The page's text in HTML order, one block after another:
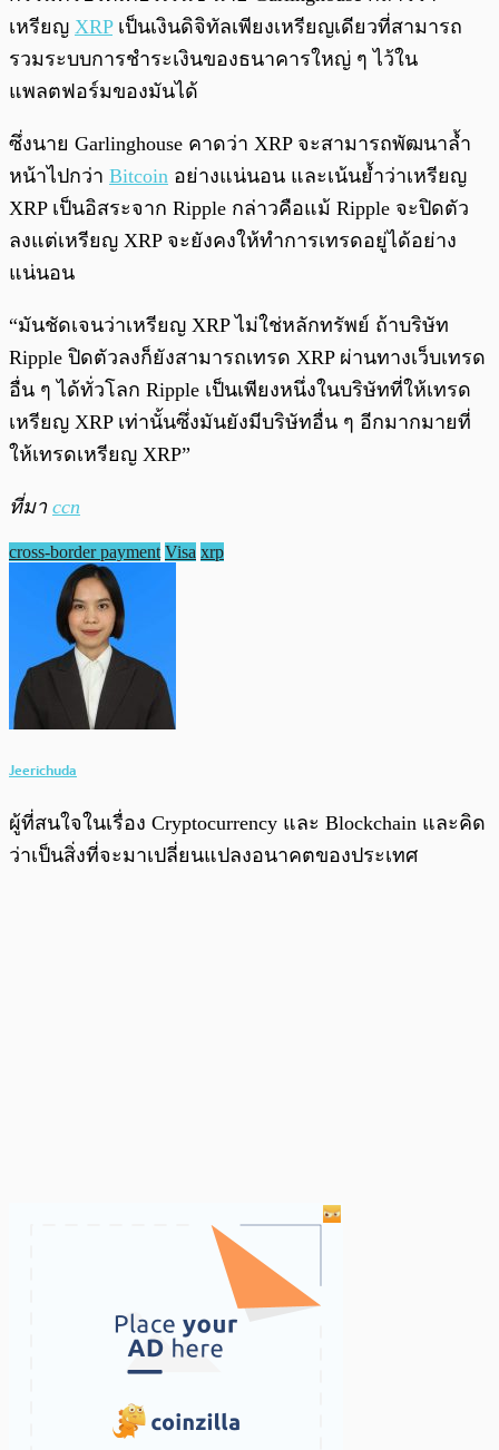
เหรียญ XRPเป็นเงินดิจิทัลเพียงเหรียญเดียวที่สามารถ
รวมระบบการชำระเงินของธนาคารใหญ่ ๆ ไว้ใน
แพลตฟอร์มของมันได้
ซึ่งนาย Garlinghouse คาดว่า XRP จะสามารถพัฒนาล้ำ
หน้าไปกว่า Bitcoin อย่างแน่นอน และเน้นย้ำว่าเหรียญ
XRP เป็นอิสระจาก Ripple กล่าวคือแม้ Ripple จะปิดตัว
ลงแต่เหรียญ XRP จะยังคงให้ทำการเทรดอยู่ได้อย่าง
แน่นอน
“มันชัดเจนว่าเหรียญ XRP ไม่ใช่หลักทรัพย์ ถ้าบริษัท
Ripple ปิดตัวลงก็ยังสามารถเทรด XRP ผ่านทางเว็บเทรด
อื่น ๆ ได้ทั่วโลก Ripple เป็นเพียงหนึ่งในบริษัทที่ให้เทรด
เหรียญ XRP เท่านั้นซึ่งมันยังมีบริษัทอื่น ๆ อีกมากมายที่
ให้เทรดเหรียญ XRP”
ที่มา ccn
cross-border payment Visa xrp
Jeerichuda
ผู้ที่สนใจในเรื่อง Cryptocurrency และ Blockchain และคิด
ว่าเป็นสิ่งที่จะมาเปลี่ยนแปลงอนาคตของประเทศ